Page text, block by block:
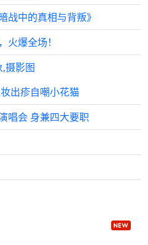
战中的真相与背叛》
火爆全场！
摄影图
出疹自嘲小花猫
唱会 身兼四大要职